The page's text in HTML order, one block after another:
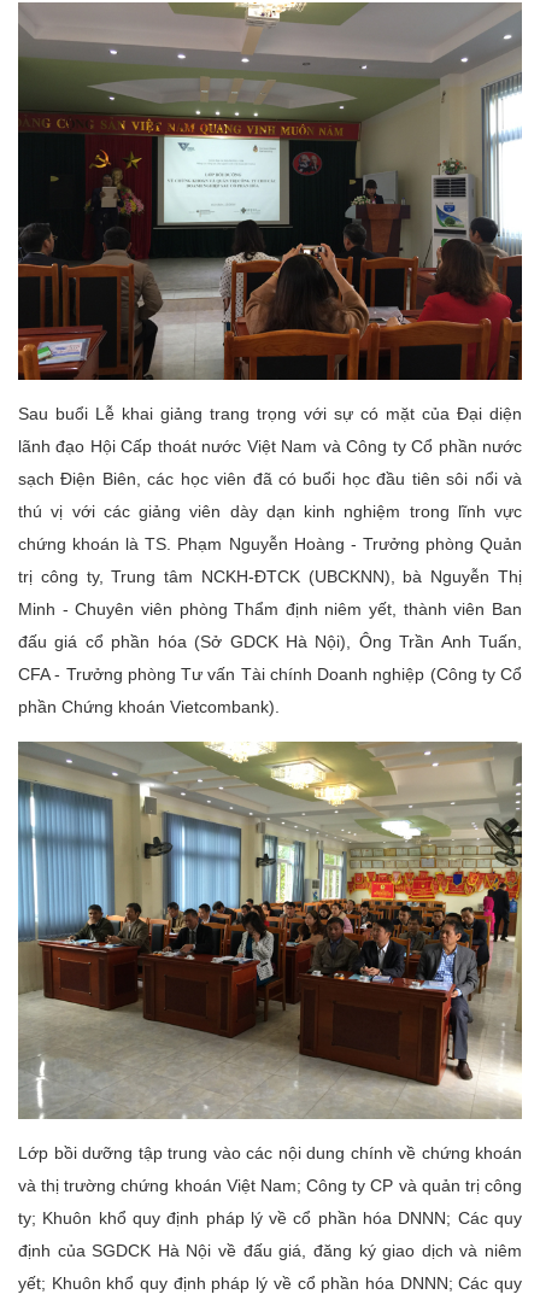
Sau buổi Lễ khai giảng trang trọng với sự có mặt của Đại diện
lãnh đạo Hội Cấp thoát nước Việt Nam và Công ty Cổ phần nước
sạch Điện Biên, các học viên đã có buổi học đầu tiên sôi nổi và
thú vị với các giảng viên dày dạn kinh nghiệm trong lĩnh vực
chứng khoán là TS. Phạm Nguyễn Hoàng - Trưởng phòng Quản
trị công ty, Trung tâm NCKH-ĐTCK (UBCKNN), bà Nguyễn Thị
Minh - Chuyên viên phòng Thẩm định niêm yết, thành viên Ban
đấu giá cổ phần hóa (Sở GDCK Hà Nội), Ông Trần Anh Tuấn,
CFA - Trưởng phòng Tư vấn Tài chính Doanh nghiệp (Công ty Cổ
phần Chứng khoán Vietcombank).
Lớp bồi dưỡng tập trung vào các nội dung chính về chứng khoán
và thị trường chứng khoán Việt Nam; Công ty CP và quản trị công
ty; Khuôn khổ quy định pháp lý về cổ phần hóa DNNN; Các quy
định của SGDCK Hà Nội về đấu giá, đăng ký giao dịch và niêm
yết; Khuôn khổ quy định pháp lý về cổ phần hóa DNNN; Các quy